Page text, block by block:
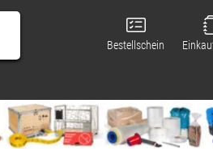
Bestellschein